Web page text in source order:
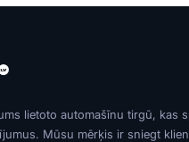
lietoto automašīnu tirgū, kas
Mūsu mērķis ir sniegt